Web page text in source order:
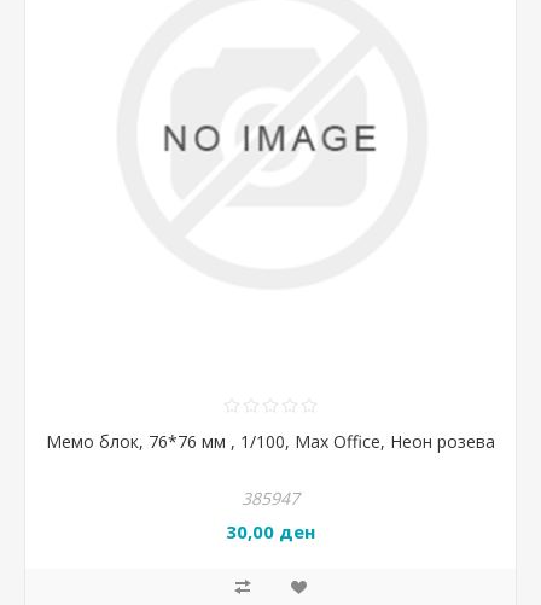
Мемо блок, 76*76 мм , 1/100, Max Office, Неон розева
385947
30,00 ден